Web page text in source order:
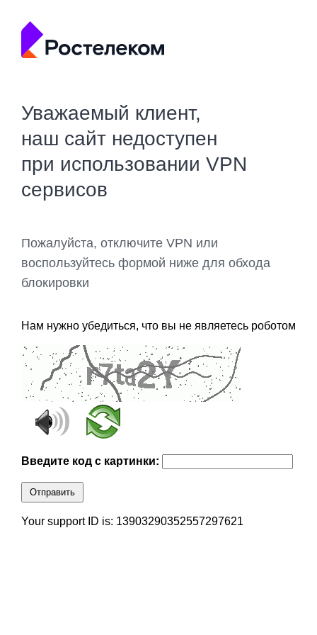
Уважаемый клиент,
наш сайт недоступен
при использовании VPN
сервисов
Пожалуйста, отключите VPN или
воспользуйтесь формой ниже для обхода
блокировки
Нам нужно убедиться, что вы не являетесь роботом
Введите код с картинки:
Отправить
Your support ID is: 13903290352557297621